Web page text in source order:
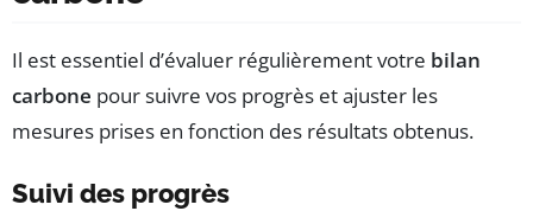
Il est essentiel d’évaluer régulièrement votre bilan
carbone pour suivre vos progrès et ajuster les
mesures prises en fonction des résultats obtenus.
Suivi des progrès